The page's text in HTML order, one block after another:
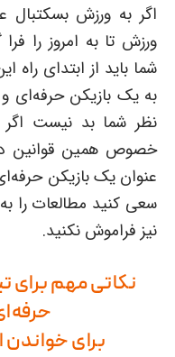
اگر به ورزش بسکتبال
ورزش تا به امروز را
شما باید از ابتدای راه
به یک بازیکن حرفه‌ای
نظر شما بد نیست
خصوص همین قوانین
عنوان یک بازیکن
سعی کنید مطالعات را
نیز فراموش نکنید.
نکاتی مهم برای
برای